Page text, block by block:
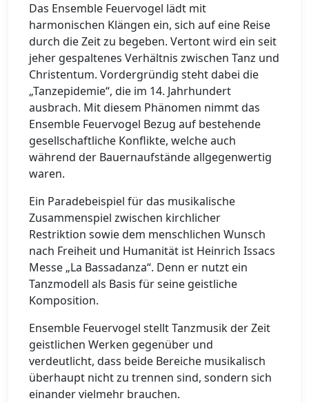
Das Ensemble Feuervogel lädt mit
harmonischen Klängen ein, sich auf eine Reise
durch die Zeit zu begeben. Vertont wird ein seit
jeher gespaltenes Verhältnis zwischen Tanz und
Christentum. Vordergründig steht dabei die
„Tanzepidemie“, die im 14. Jahrhundert
ausbrach. Mit diesem Phänomen nimmt das
Ensemble Feuervogel Bezug auf bestehende
gesellschaftliche Konflikte, welche auch
während der Bauernaufstände allgegenwertig
waren.
Ein Paradebeispiel für das musikalische
Zusammenspiel zwischen kirchlicher
Restriktion sowie dem menschlichen Wunsch
nach Freiheit und Humanität ist Heinrich Issacs
Messe „La Bassadanza“. Denn er nutzt ein
Tanzmodell als Basis für seine geistliche
Komposition.
Ensemble Feuervogel stellt Tanzmusik der Zeit
geistlichen Werken gegenüber und
verdeutlicht, dass beide Bereiche musikalisch
überhaupt nicht zu trennen sind, sondern sich
einander vielmehr brauchen.